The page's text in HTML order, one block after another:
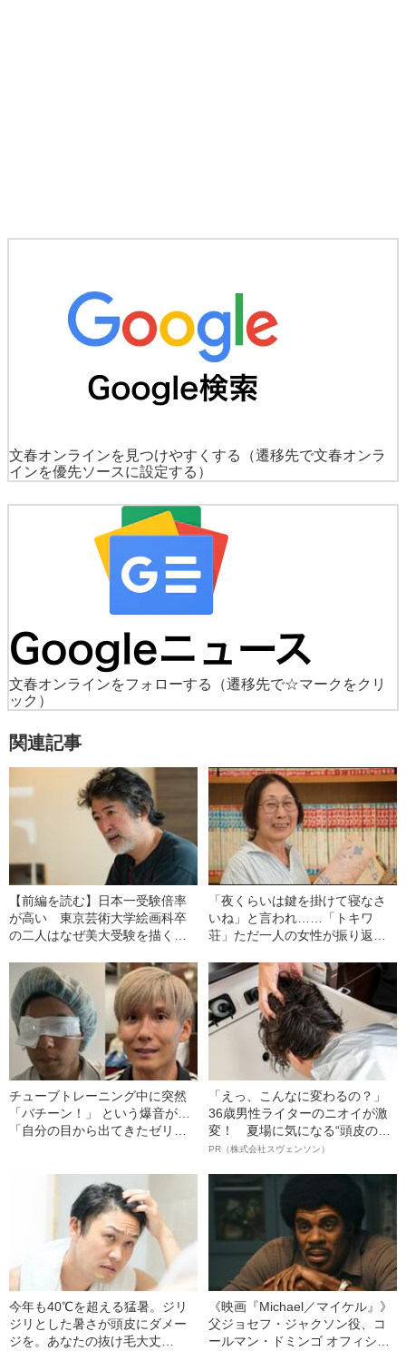
文春オンラインを見つけやすくする
（遷移先で文春オンラ
インを優先ソースに設定する）
文春オンラインをフォローする
（遷移先で☆マークをクリ
ック）
関連記事
【前編を読む】日本一受験倍率
が高い 東京芸術大学絵画科卒
の二人はなぜ美大受験を描くの
「夜くらいは鍵を掛けて寝なさ
いね」と言われ……「トキワ
荘」ただ一人の女性が振り返る
チューブトレーニング中に突然
「バチーン！」 という爆音が…
「自分の目から出てきたゼリー
レーした“サッカー選手”が視覚障
害を負った“恐怖の瞬間”を明かす
「えっ、こんなに変わるの？」
36歳男性ライターのニオイが激
変！ 夏場に気になる“頭皮のニ
オイ”や“ベタつき”を解消す
ト”が生み出した徹底ケアとは
PR（株式会社スヴェンソン）
今年も40℃を超える猛暑。ジリ
ジリとした暑さが頭皮にダメー
ジを。あなたの抜け毛大丈
《映画『Michael／マイケル』》
父ジョセフ・ジャクソン役、コ
ールマン・ドミンゴ オフィシャ